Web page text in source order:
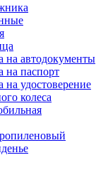
на автодокументы
на паспорт
удостоверение
колеса